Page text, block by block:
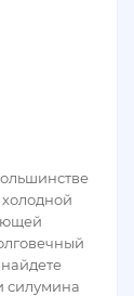
силумина